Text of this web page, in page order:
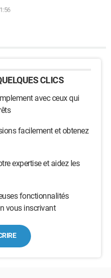
CLICS
avec ceux qui
facilement et obtenez
expertise et aidez les
fonctionnalités
vous inscrivant